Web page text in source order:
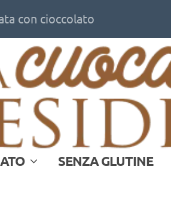
con cioccolato
SENZA GLUTINE